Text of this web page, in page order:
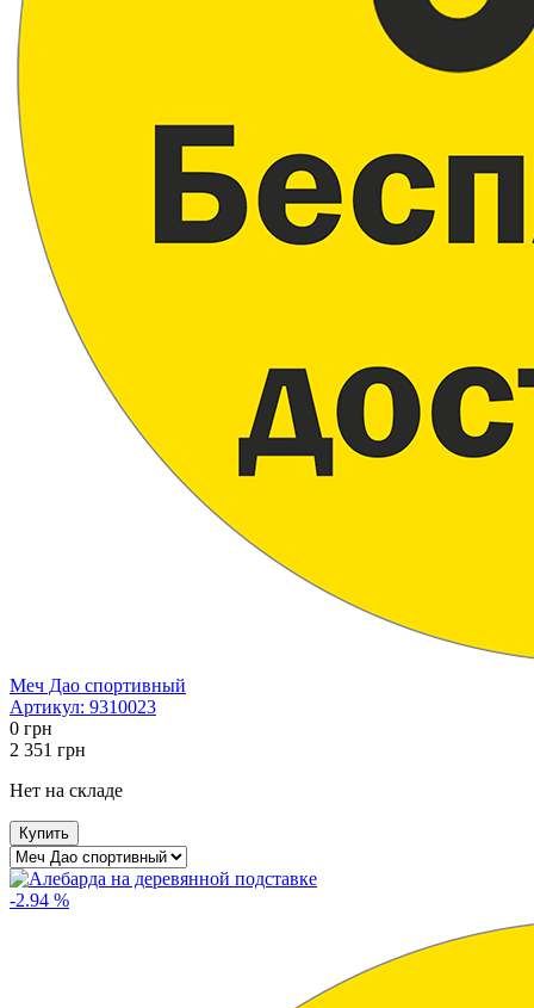
Меч Дао спортивный
Артикул: 9310023
0 грн
2 351 грн
Нет на складе
Купить
-2.94 %